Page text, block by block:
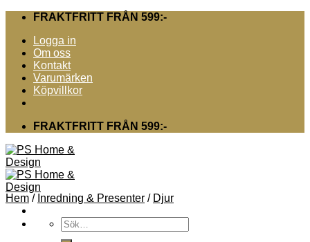
Skip
content
FRAKTFRITT FRÅN 599:-
Logga in
Om oss
Kontakt
Varumärken
Köpvillkor
FRAKTFRITT FRÅN 599:-
Sök
efter:
Hem / Inredning & Presenter / Djur